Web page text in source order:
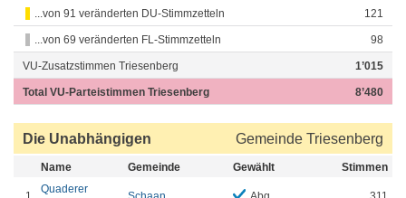
...von 91 veränderten DU-Stimmzetteln 121
...von 69 veränderten FL-Stimmzetteln 98
VU-Zusatzstimmen Triesenberg 1’015
Total VU-Parteistimmen Triesenberg 8’480
Die Unabhängigen Gemeinde Triesenberg
Name Gemeinde Gewählt Stimmen
Quaderer